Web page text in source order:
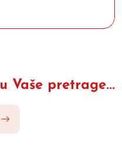
Vaše pretrage...